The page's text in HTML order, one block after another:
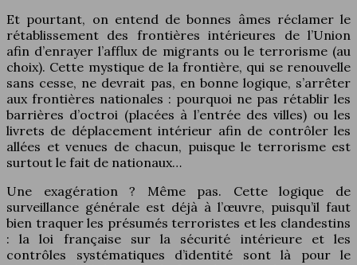
Et pourtant, on entend de bonnes âmes réclamer le
rétablissement des frontières intérieures de l’Union
afin d’enrayer l’afflux de migrants ou le terrorisme (au
choix). Cette mystique de la frontière, qui se renouvelle
sans cesse, ne devrait pas, en bonne logique, s’arrêter
aux frontières nationales : pourquoi ne pas rétablir les
barrières d’octroi (placées à l’entrée des villes) ou les
livrets de déplacement intérieur afin de contrôler les
allées et venues de chacun, puisque le terrorisme est
surtout le fait de nationaux…
Une exagération ? Même pas. Cette logique de
surveillance générale est déjà à l’œuvre, puisqu’il faut
bien traquer les présumés terroristes et les clandestins
: la loi française sur la sécurité intérieure et les
contrôles systématiques d’identité sont là pour le